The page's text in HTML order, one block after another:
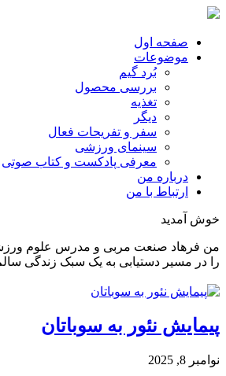
صفحه اول
موضوعات
بُرد گیم
بررسی محصول
تغذیه
دیگر
سفر و تفریحات فعال
سینمای ورزشی
معرفی پادکست و کتاب صوتی
درباره من
ارتباط با من
خوش آمدید
من فرهاد صنعت مربی و مدرس علوم
را در مسیر دستیابی به یک سبک زندگی
پیمایش نئور به سوباتان
نوامبر 8, 2025